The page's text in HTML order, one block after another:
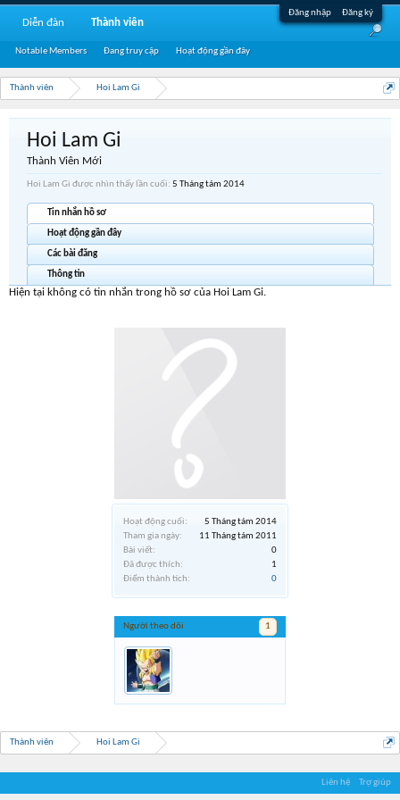
Đăng nhập Đăng ký
Thành viên Hoi Lam Gi
Hoạt động cuối:
5 Tháng tám 2014
Tham gia ngày:
11 Tháng tám 2011
Bài viết:
0
Đã được thích:
1
Điểm thành tích:
0
Người theo dõi 1
Hoi Lam Gi
Thành Viên Mới
Hoi Lam Gi được nhìn thấy lần cuối: 5 Tháng tám 2014
Tin nhắn hồ sơ
Hoạt động gần đây
Các bài đăng
Thông tin
Hiện tại không có tin nhắn trong hồ sơ của Hoi Lam Gi.
Thành viên Hoi Lam Gi
Diễn đàn Thành viên
Notable Members Đang truy cập Hoạt động gần đây
Liên hệ Trợ giúp